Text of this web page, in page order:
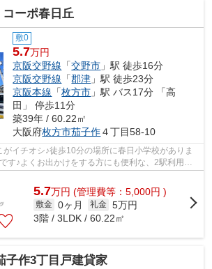
ーポ春日丘
敷0
5.7万円
京阪交野線 「交野市 」駅 徒歩16分
京阪交野線 「郡津 」駅 徒歩23分
京阪本線 「枚方市 」駅 バス17分 「高
田」 停歩11分
築39年 / 60.22㎡
大阪府枚方市茄子作４丁目58-10
がイチオシ♪徒歩10分の場所に春日小学校がありま
す♪よくお出かけをする方にも便利な、2駅利用可
るだけ早めに不...
5.7万円 (管理費等：5,000円 )
敷金 0ヶ月 礼金 5万円
3階 / 3LDK / 60.22㎡
作3丁目戸建貸家